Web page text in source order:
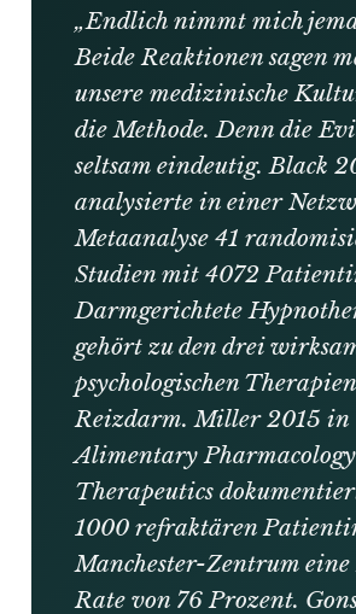
„Endlich nimmt mich
Beide Reaktionen sagen
unsere medizinische
die Methode. Denn die
seltsam eindeutig. Black
analysierte in einer
Metaanalyse 41
Studien mit 4072
Darmgerichtete
gehört zu den drei
psychologischen
Reizdarm. Miller 2015 in
Alimentary
Therapeutics
1000 refraktären
Manchester-Zentrum eine
Rate von 76 Prozent.